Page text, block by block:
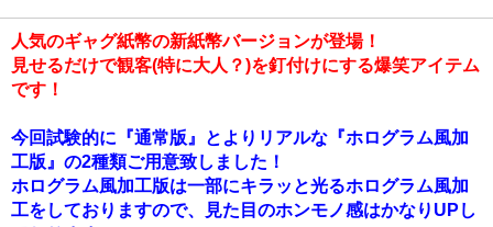
人気のギャグ紙幣の新紙幣バージョンが登場！
見せるだけで観客(特に大人？)を釘付けにする爆笑アイテム
です！
今回試験的に『通常版』とよりリアルな『ホログラム風加
工版』の2種類ご用意致しました！
ホログラム風加工版は一部にキラッと光るホログラム風加
工をしておりますので、見た目のホンモノ感はかなりUPし